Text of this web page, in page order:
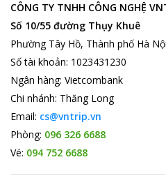
Quận 1 của thành phố Hồ Chí
tâm du lịch, mua sắm thu hút rất
năm với nhiều điểm du lịch hấp
nhiệt, độc đáo cả về kiến trúc và
hát Lớn thành phố, Nhà thờ Đức
bảo tàng lớn lưu giữ những giá trị
tộc ta.
Beautiful Saigon 2 Hotel
thành phố Hồ Chí Minh vì vậy mà
du lịch của các du khách vì vậy
CÔNG TY TNHH CÔNG NGHỆ
Số 10/55 đường Thụy Khuê
Phường Tây Hồ, Thành phố Hà
Số tài khoản: 1023431230
Ngân hàng: Vietcombank
Chi nhánh: Thăng Long
Email: cs@vntrip.vn
Phòng: 096 326 6688
Vé: 094 752 6688